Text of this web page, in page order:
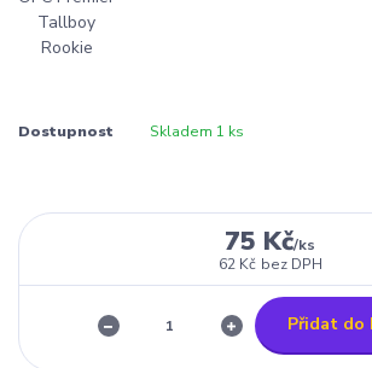
Dostupnost Skladem 1 ks
75 Kč/ks
62 Kč bez DPH
Přidat do